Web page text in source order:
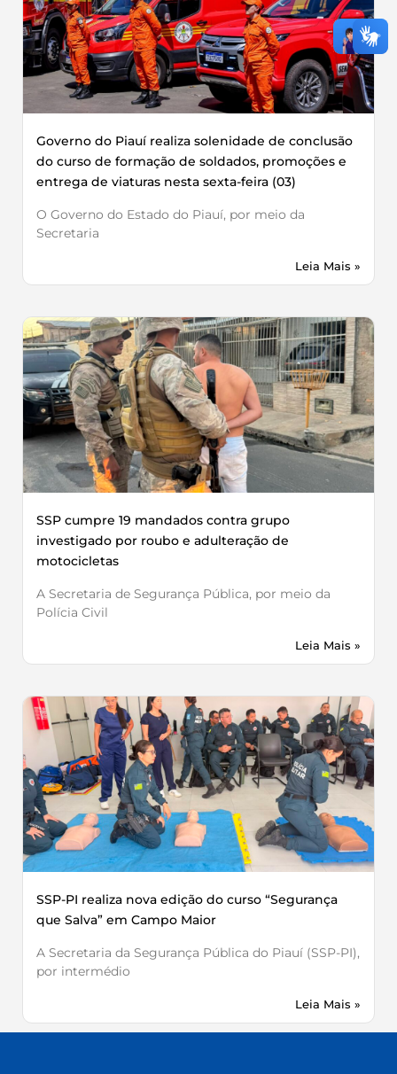
Governo do Piauí realiza solenidade de conclusão
do curso de formação de soldados, promoções e
entrega de viaturas nesta sexta-feira (03)
O Governo do Estado do Piauí, por meio da
Secretaria
Leia Mais »
SSP cumpre 19 mandados contra grupo
investigado por roubo e adulteração de
motocicletas
A Secretaria de Segurança Pública, por meio da
Polícia Civil
Leia Mais »
SSP-PI realiza nova edição do curso “Segurança
que Salva” em Campo Maior
A Secretaria da Segurança Pública do Piauí (SSP-PI),
por intermédio
Leia Mais »